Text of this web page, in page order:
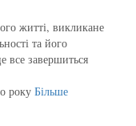
житті, викликане
та його
все завершиться
року Більше